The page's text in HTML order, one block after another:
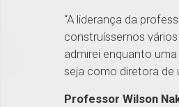
“A liderança da
construíssemos
admirei enquanto
seja como diretora de
Professor Wilson